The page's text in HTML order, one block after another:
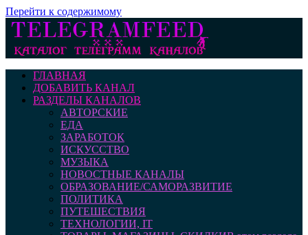
Перейти к содержимому
ГЛАВНАЯ
ДОБАВИТЬ КАНАЛ
РАЗДЕЛЫ КАНАЛОВ
АВТОРСКИЕ
ЕДА
ЗАРАБОТОК
ИСКУССТВО
МУЗЫКА
НОВОСТНЫЕ КАНАЛЫ
ОБРАЗОВАНИЕ/САМОРАЗВИТИЕ
ПОЛИТИКА
ПУТЕШЕСТВИЯ
ТЕХНОЛОГИИ, IT